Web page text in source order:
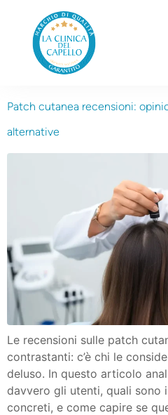
Patch cutanea recensioni:
alternative
Le recensioni sulle patch
contrastanti: c’è chi le
deluso. In questo articolo
davvero gli utenti, quali sono
concreti, e come capire se